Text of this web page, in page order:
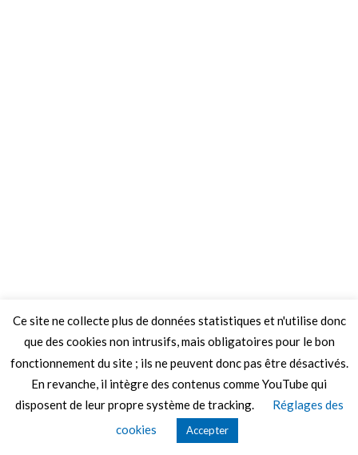
Thèmes Graphene
Ce site ne collecte plus de données statistiques et n'utilise donc
que des cookies non intrusifs, mais obligatoires pour le bon
fonctionnement du site ; ils ne peuvent donc pas être désactivés.
En revanche, il intègre des contenus comme YouTube qui
disposent de leur propre système de tracking.
Réglages des
cookies
Accepter